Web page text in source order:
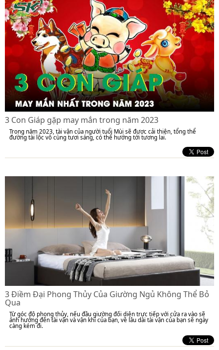
3 Con Giáp gặp may mắn trong năm 2023
Trong năm 2023, tài vận của người tuổi Mùi sẽ được cải thiện, tổng thể
đường tài lộc vô cùng tươi sáng, có thể hướng tới tương lai.
3 Điềm Đại Phong Thủy Của Giường Ngủ Không Thể Bỏ
Qua
Từ góc độ phong thủy, nếu đầu giường đối diện trực tiếp với cửa ra vào sẽ
ảnh hưởng đến tài vận và vận khí của bạn, về lâu dài tài vận của bạn sẽ ngày
càng kém đi.